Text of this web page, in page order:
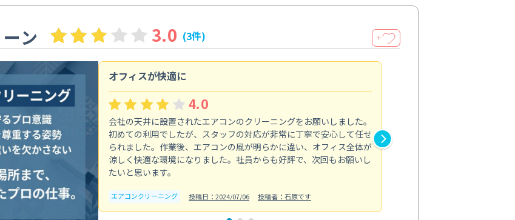
ン 3.0 (3件) ＋
オフィスが快適に
4.0
会社の天井に設置されたエアコンのクリーニングをお願いしました。
初めての利用でしたが、スタッフの対応が非常に丁寧で安心して任せ
られました。作業後、エアコンの風が明らかに違い、オフィス全体が
涼しく快適な環境になりました。社員からも好評で、次回もお願いし
たいと思います。
エアコンクリーニング 投稿日：2024/07/06 投稿者：石原です